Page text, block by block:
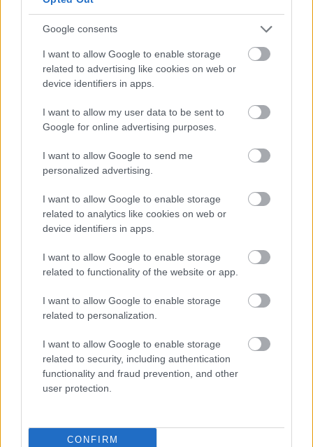
Google consents
I want to allow Google to enable storage
related to advertising like cookies on web or
device identifiers in apps.
I want to allow my user data to be sent to
Google for online advertising purposes.
I want to allow Google to send me
personalized advertising.
I want to allow Google to enable storage
related to analytics like cookies on web or
device identifiers in apps.
I want to allow Google to enable storage
related to functionality of the website or app.
I want to allow Google to enable storage
related to personalization.
I want to allow Google to enable storage
related to security, including authentication
functionality and fraud prevention, and other
user protection.
CONFIRM
Újragondolják Lipótváros rejtett, zöld
parkját
Történelmi táj, amelynek minden köve
mesél – megújul a tatai Angolkert
AJÁNLJUK MÉG
Székesfehérvár ismét a királyok városává válik:
hamarosan kezdődnek a Királyi Napok